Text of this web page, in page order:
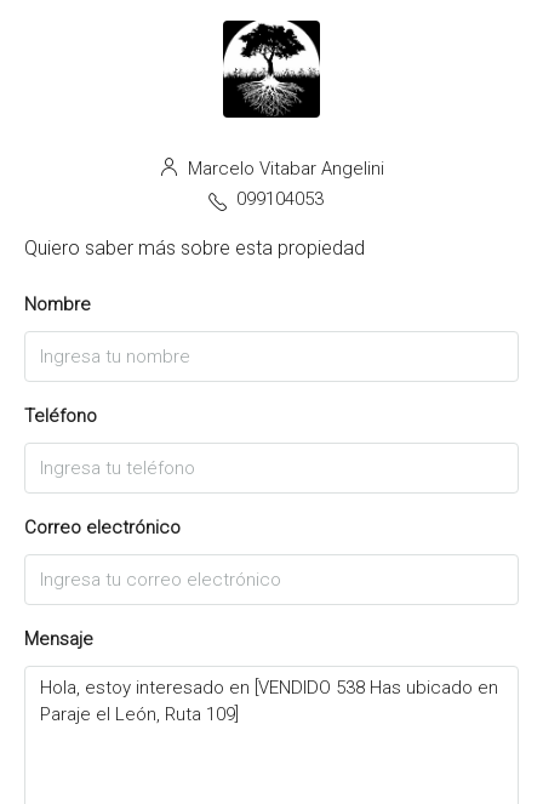
Marcelo Vitabar Angelini
099104053
Quiero saber más sobre esta propiedad
Nombre
Teléfono
Correo electrónico
Mensaje